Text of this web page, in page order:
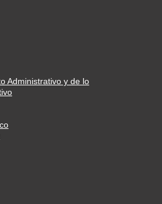
Administrativo y de lo